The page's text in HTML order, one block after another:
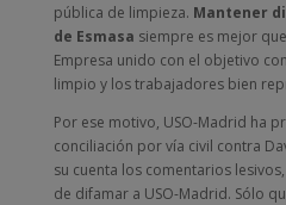
pública de limpieza. Mantener
de Esmasa siempre es mejor
Empresa unido con el objetivo
limpio y los trabajadores bien
Por ese motivo, USO-Madrid ha
conciliación por vía civil contra
su cuenta los comentarios
de difamar a USO-Madrid. Sólo